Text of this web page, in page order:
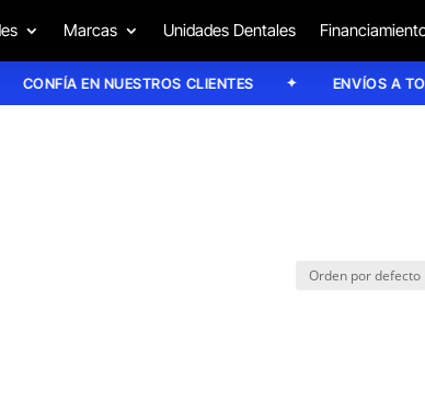
Marcas Unidades Dentales
CONFÍA EN NUESTROS CLIENTES ENVÍOS A